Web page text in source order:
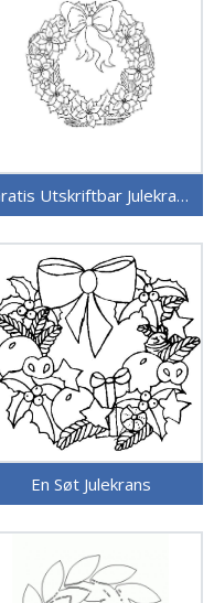
Gratis Utskriftbar Julekrans
En Søt Julekrans